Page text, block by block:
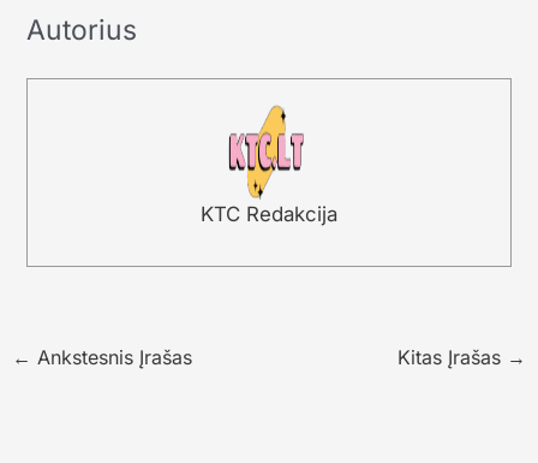
Autorius
KTC Redakcija
← Ankstesnis Įrašas Kitas Įrašas →